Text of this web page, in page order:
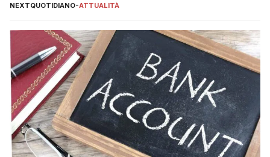
NEXTQUOTIDIANO-ATTUALITÀ